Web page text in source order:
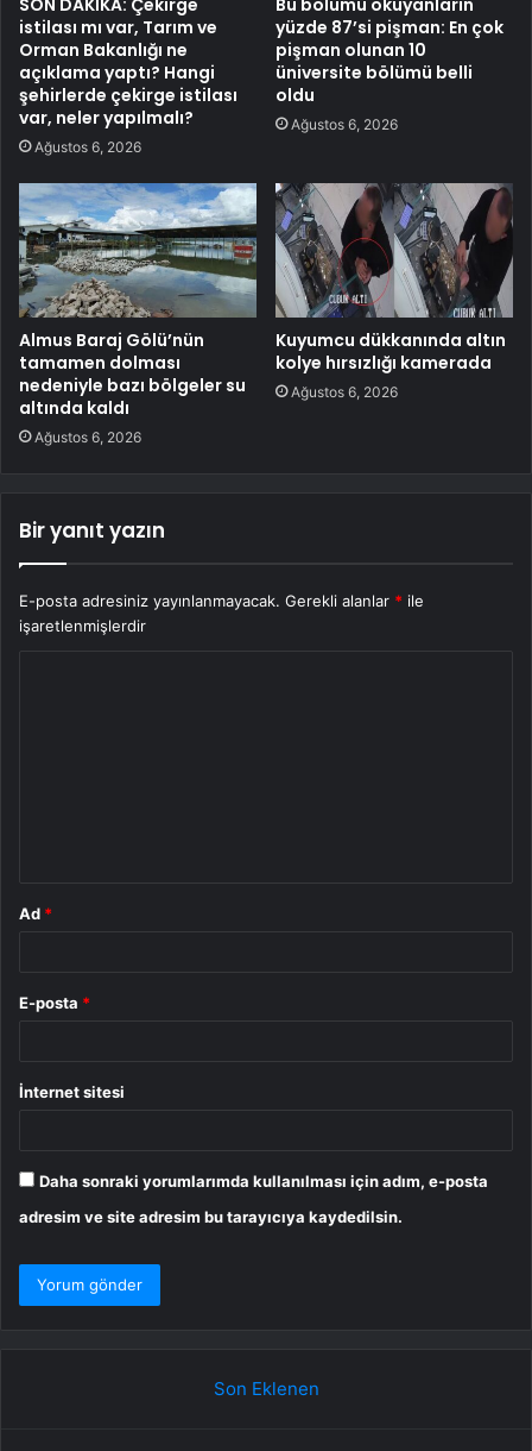
istilası mı var, Tarım ve
Orman Bakanlığı ne
açıklama yaptı? Hangi
şehirlerde çekirge istilası
var, neler yapılmalı?
Ağustos 6, 2026
yüzde 87’si pişman: En çok
pişman olunan 10
üniversite bölümü belli
oldu
Ağustos 6, 2026
Almus Baraj Gölü’nün
tamamen dolması
nedeniyle bazı bölgeler su
altında kaldı
Ağustos 6, 2026
Kuyumcu dükkanında altın
kolye hırsızlığı kamerada
Ağustos 6, 2026
Bir yanıt yazın
E-posta adresiniz yayınlanmayacak. Gerekli alanlar * ile
işaretlenmişlerdir
Ad *
E-posta *
İnternet sitesi
Daha sonraki yorumlarımda kullanılması için adım, e-posta
adresim ve site adresim bu tarayıcıya kaydedilsin.
Son Eklenen